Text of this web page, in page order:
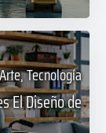
Arte, Tecnología
El Diseño de